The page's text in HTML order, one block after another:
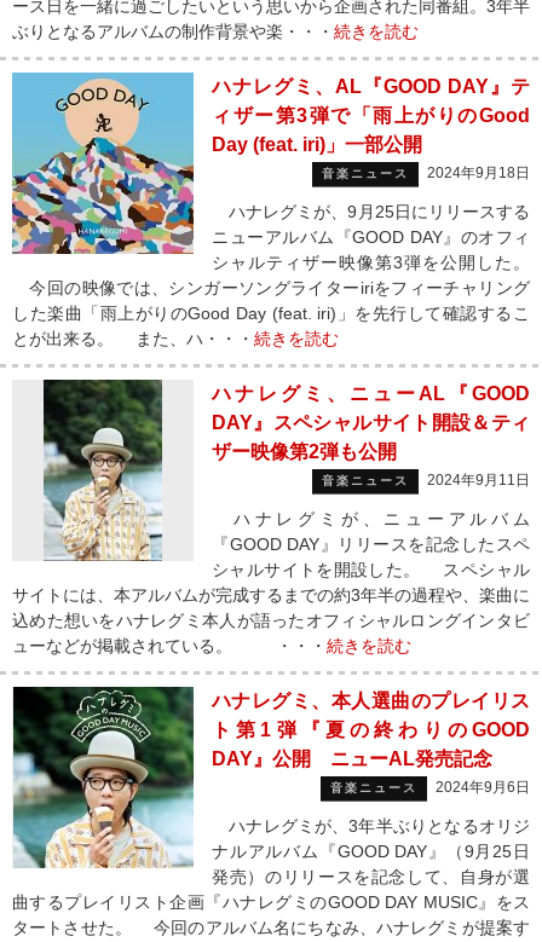
ース日を一緒に過ごしたいという思いから企画された同番組。3年半
ぶりとなるアルバムの制作背景や楽・・・ 続きを読む
ハナレグミ、AL『GOOD DAY』テ
ィザー第3弾で「雨上がりのGood
Day (feat. iri)」一部公開
音楽ニュース 2024年9月18日
ハナレグミが、9月25日にリリースする
ニューアルバム『GOOD DAY』のオフィ
シャルティザー映像第3弾を公開した。
今回の映像では、シンガーソングライターiriをフィーチャリング
した楽曲「雨上がりのGood Day (feat. iri)」を先行して確認するこ
とが出来る。 また、ハ・・・ 続きを読む
ハナレグミ、ニューAL『GOOD
DAY』スペシャルサイト開設＆ティ
ザー映像第2弾も公開
音楽ニュース 2024年9月11日
ハナレグミが、ニューアルバム
『GOOD DAY』リリースを記念したスペ
シャルサイトを開設した。 スペシャル
サイトには、本アルバムが完成するまでの約3年半の過程や、楽曲に
込めた想いをハナレグミ本人が語ったオフィシャルロングインタビ
ューなどが掲載されている。 ・・・ 続きを読む
ハナレグミ、本人選曲のプレイリス
ト第1弾『夏の終わりのGOOD
DAY』公開 ニューAL発売記念
音楽ニュース 2024年9月6日
ハナレグミが、3年半ぶりとなるオリジ
ナルアルバム『GOOD DAY』（9月25日
発売）のリリースを記念して、自身が選
曲するプレイリスト企画『ハナレグミのGOOD DAY MUSIC』をス
タートさせた。 今回のアルバム名にちなみ、ハナレグミが提案す